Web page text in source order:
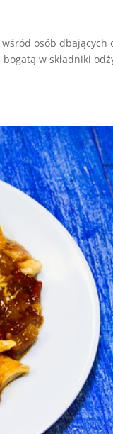
osób dbających
w składniki